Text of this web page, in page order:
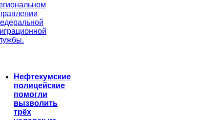
Нефтекумские
полицейские
помогли
вызволить
трёх